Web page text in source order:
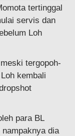
tertinggal
servis dan
Loh
tergopoh-
kembali
para BL
dia